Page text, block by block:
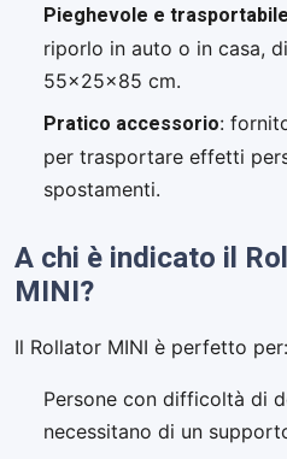
Pieghevole e trasportabile
riporlo in auto o in casa,
55x25x85 cm.
Pratico accessorio:
per trasportare effetti
spostamenti.
A chi è indicato il
MINI?
Il Rollator MINI è perfetto per:
Persone con difficoltà di
necessitano di un